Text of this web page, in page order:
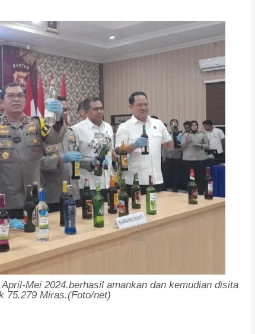
Mei 2024.berhasil amankan dan kemudian disita
75.279 Miras.(Foto/net)